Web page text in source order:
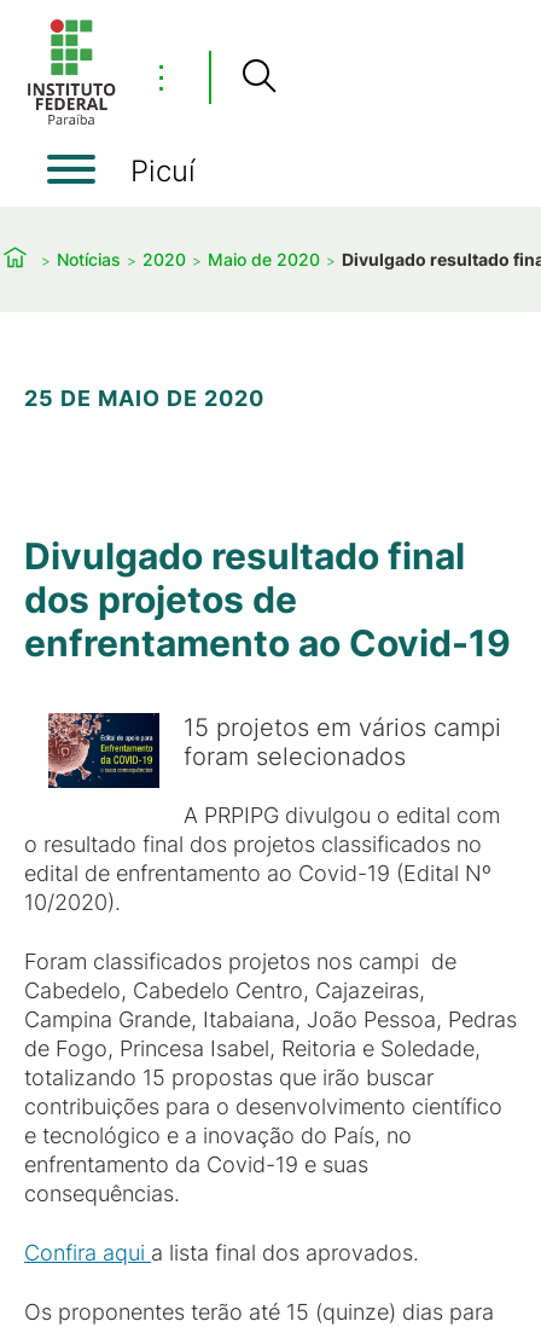
⋮
Picuí
Notícias 2020 Maio de 2020 Divulgado resultado
25 DE MAIO DE 2020
Divulgado resultado final
dos projetos de
enfrentamento ao Covid-19
15 projetos em vários campi
foram selecionados
A PRPIPG divulgou o edital com
o resultado final dos projetos classificados no
edital de enfrentamento ao Covid-19 (Edital Nº
10/2020).
Foram classificados projetos nos campi de
Cabedelo, Cabedelo Centro, Cajazeiras,
Campina Grande, Itabaiana, João Pessoa, Pedras
de Fogo, Princesa Isabel, Reitoria e Soledade,
totalizando 15 propostas que irão buscar
contribuições para o desenvolvimento científico
e tecnológico e a inovação do País, no
enfrentamento da Covid-19 e suas
consequências.
Confira aqui a lista final dos aprovados.
Os proponentes terão até 15 (quinze) dias para